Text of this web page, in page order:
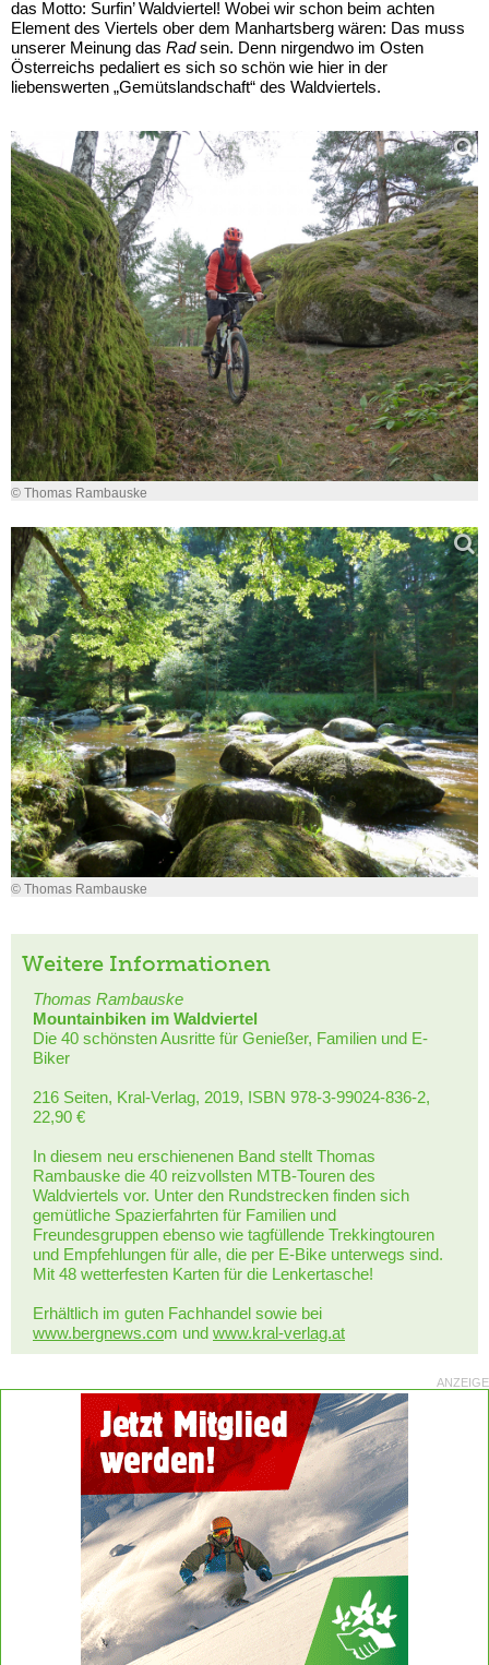
das Motto: Surfin’ Waldviertel! Wobei wir schon beim achten
Element des Viertels ober dem Manhartsberg wären: Das muss
unserer Meinung das Radsein. Denn nirgendwo im Osten
Österreichs pedaliert es sich so schön wie hier in der
liebenswerten „Gemütslandschaft“ des Waldviertels.
© Thomas Rambauske
© Thomas Rambauske
Weitere Informationen
Thomas Rambauske
Mountainbiken im Waldviertel
Die 40 schönsten Ausritte für Genießer, Familien und E-
Biker
216 Seiten, Kral-Verlag, 2019, ISBN 978-3-99024-836-2,
22,90 €
In diesem neu erschienenen Band stellt Thomas
Rambauske die 40 reizvollsten MTB-Touren des
Waldviertels vor. Unter den Rundstrecken finden sich
gemütliche Spazierfahrten für Familien und
Freundesgruppen ebenso wie tagfüllende Trekkingtouren
und Empfehlungen für alle, die per E-Bike unterwegs sind.
Mit 48 wetterfesten Karten für die Lenkertasche!
Erhältlich im guten Fachhandel sowie bei
www.bergnews.com und www.kral-verlag.at
ANZEIGE